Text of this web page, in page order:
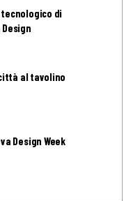
tecnologico di
al tavolino
Design Week